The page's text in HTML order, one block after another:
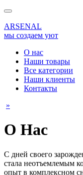
ARSENAL
мы создаем уют
О нас
Наши товары
Все категории
Наши клиенты
Контакты
»
О Нас
С дней своего
стала неотъемлемым
опыт в комплексном